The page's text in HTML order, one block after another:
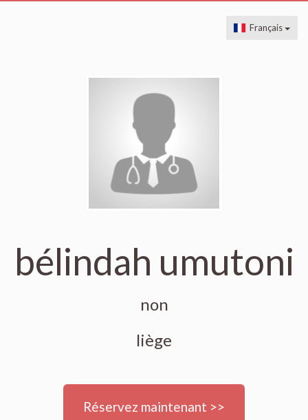
Français
bélindah umutoni
non
liège
Réservez maintenant >>